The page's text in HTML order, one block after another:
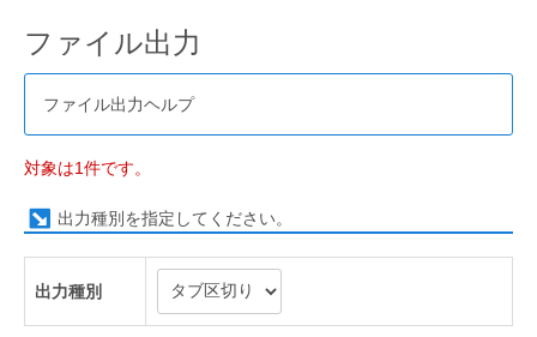
ファイル出力
ファイル出力ヘルプ
対象は1件です。
出力種別を指定してください。
出力種別